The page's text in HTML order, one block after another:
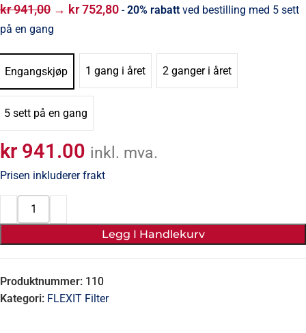
kr941,00 → kr752,80 -20% rabatt ved bestilling med 5 sett
på en gang
Engangskjøp 1 gang i året 2 ganger i året
5 sett på en gang
kr 941.00 inkl. mva.
Prisen inkluderer frakt
Legg I Handlekurv
Produktnummer: 110
Kategori: FLEXIT Filter